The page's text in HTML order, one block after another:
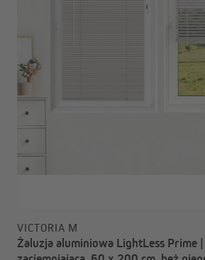
VICTORIA M
Żaluzja aluminiowa LightLess Prime